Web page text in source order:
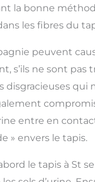
la bonne
les fibres du
peuvent
s’ils ne sont pas
disgracieuses qui
entre en
» envers le tapis.
le tapis à St